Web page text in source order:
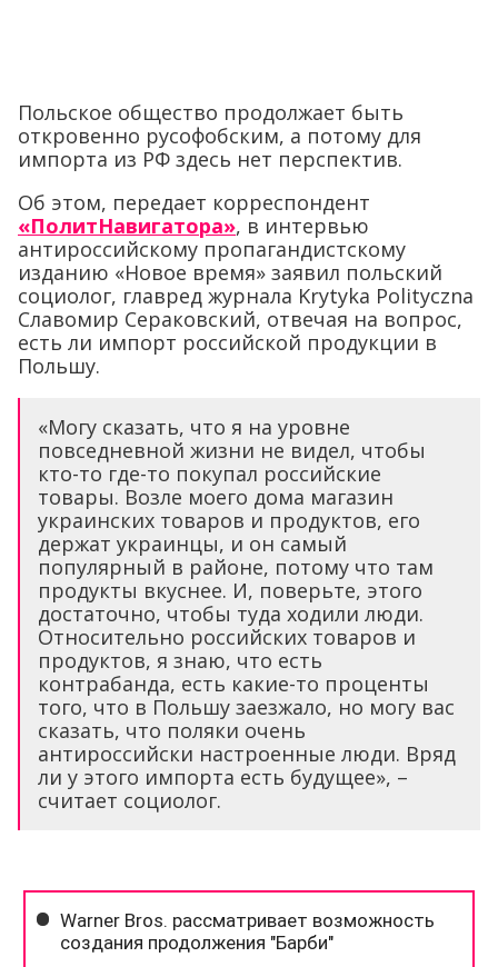
Польское общество продолжает быть
откровенно русофобским, а потому для
импорта из РФ здесь нет перспектив.
Об этом, передает корреспондент
«ПолитНавигатора», в интервью
антироссийскому пропагандистскому
изданию «Новое время» заявил польский
социолог, главред журнала Krytyka Polityczna
Славомир Сераковский, отвечая на вопрос,
есть ли импорт российской продукции в
Польшу.
«Могу сказать, что я на уровне
повседневной жизни не видел, чтобы
кто-то где-то покупал российские
товары. Возле моего дома магазин
украинских товаров и продуктов, его
держат украинцы, и он самый
популярный в районе, потому что там
продукты вкуснее. И, поверьте, этого
достаточно, чтобы туда ходили люди.
Относительно российских товаров и
продуктов, я знаю, что есть
контрабанда, есть какие-то проценты
того, что в Польшу заезжало, но могу вас
сказать, что поляки очень
антироссийски настроенные люди. Вряд
ли у этого импорта есть будущее», –
считает социолог.